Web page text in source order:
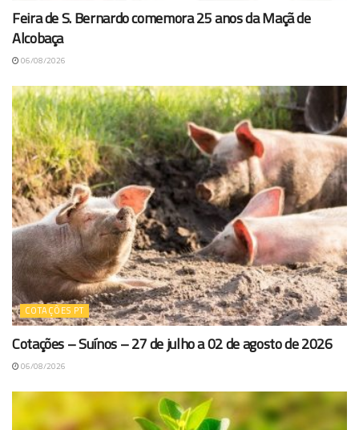
Feira de S. Bernardo comemora 25 anos da Maçã de
Alcobaça
06/08/2026
COTAÇÕES PT
Cotações – Suínos – 27 de julho a 02 de agosto de 2026
06/08/2026